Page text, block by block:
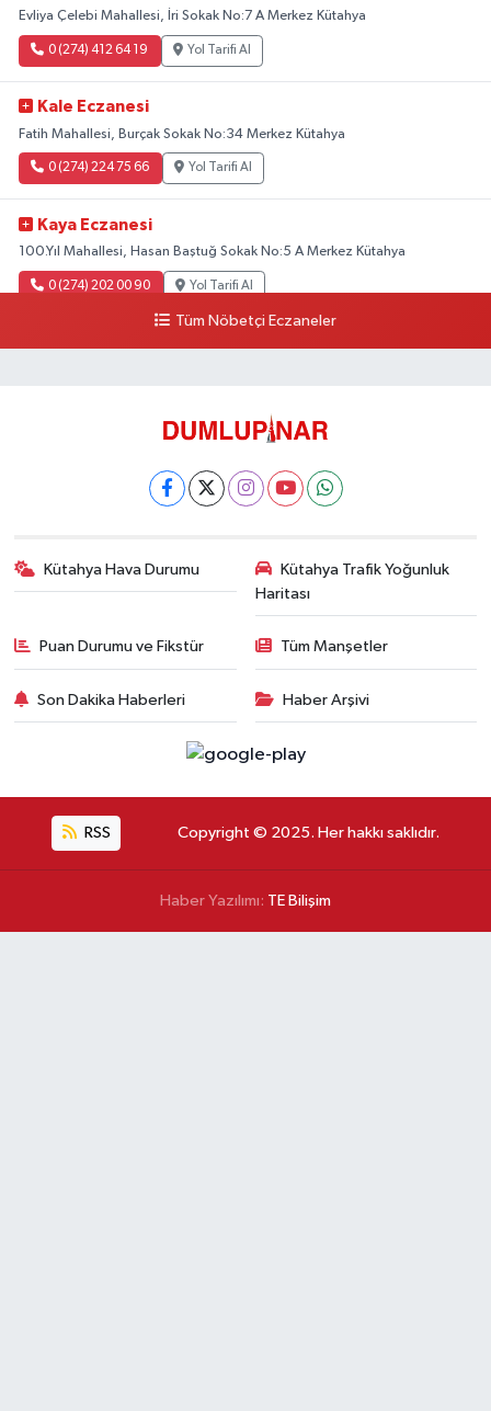
Evliya Çelebi Mahallesi, İri Sokak No:7 A Merkez Kütahya
0 (274) 412 64 19 Yol Tarifi Al
Kale Eczanesi
Fatih Mahallesi, Burçak Sokak No:34 Merkez Kütahya
0 (274) 224 75 66 Yol Tarifi Al
Kaya Eczanesi
100.Yıl Mahallesi, Hasan Baştuğ Sokak No:5 A Merkez Kütahya
0 (274) 202 00 90 Yol Tarifi Al
Tüm Nöbetçi Eczaneler
Kütahya Hava Durumu
Kütahya Trafik Yoğunluk
Haritası
Puan Durumu ve Fikstür Tüm Manşetler
Son Dakika Haberleri Haber Arşivi
RSS Copyright © 2025. Her hakkı saklıdır.
Haber Yazılımı: TE Bilişim